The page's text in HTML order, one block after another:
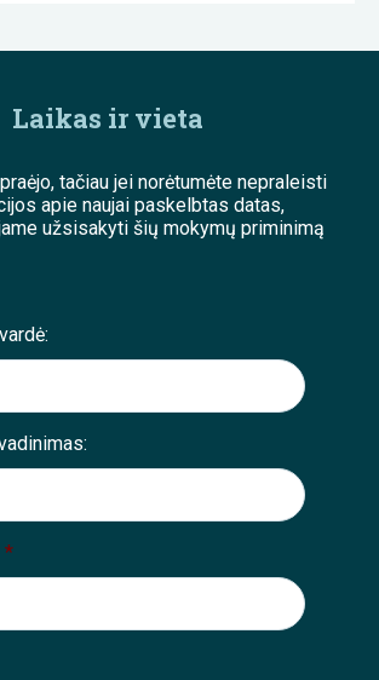
Laikas ir vieta
tačiau jei norėtumėte nepraleisti
apie naujai paskelbtas datas,
užsisakyti šių mokymų priminimą
*